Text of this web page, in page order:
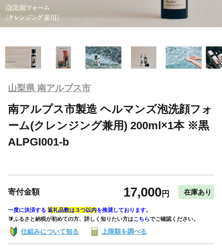
山梨県 南アルプス市
南アルプス市製造 ヘルマンズ泡洗顔フォ
ーム(クレンジング兼用) 200ml×1本 ※黒
ALPGI001-b
寄付金額 17,000円 在庫あり
一度に決済する 返礼品数は３つ以内を推奨しております。
🔰ふるさと納税が初めての方、詳しく知りたい方はこちらでご確認ください。
仕組みについて知る 上限額を調べる